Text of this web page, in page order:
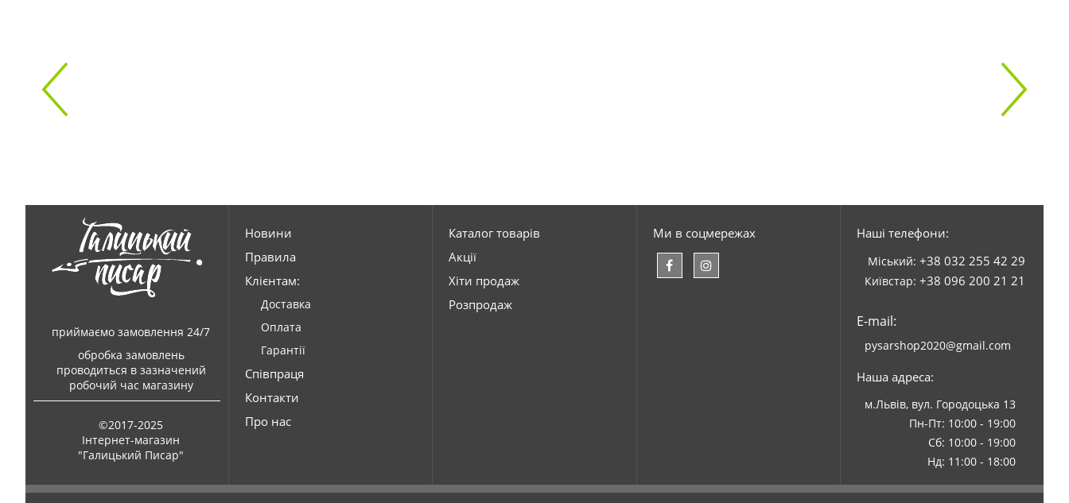
приймаємо замовлення 24/7
обробка замовлень
проводиться в зазначений
робочий час магазину
©2017-2025
Інтернет-магазин
"Галицький Писар"
Новини
Правила
Клієнтам:
Доставка
Оплата
Гарантії
Співпраця
Контакти
Про нас
Каталог товарів
Акції
Хіти продаж
Розпродаж
Ми в соцмережах Наші телефони:
Міський: +38 032 255 42 29
Київстар: +38 096 200 21 21
E-mail:
pysarshop2020@gmail.com
Наша адреса:
м.Львів, вул. Городоцька 13
Пн-Пт: 10:00 - 19:00
Сб: 10:00 - 19:00
Нд: 11:00 - 18:00